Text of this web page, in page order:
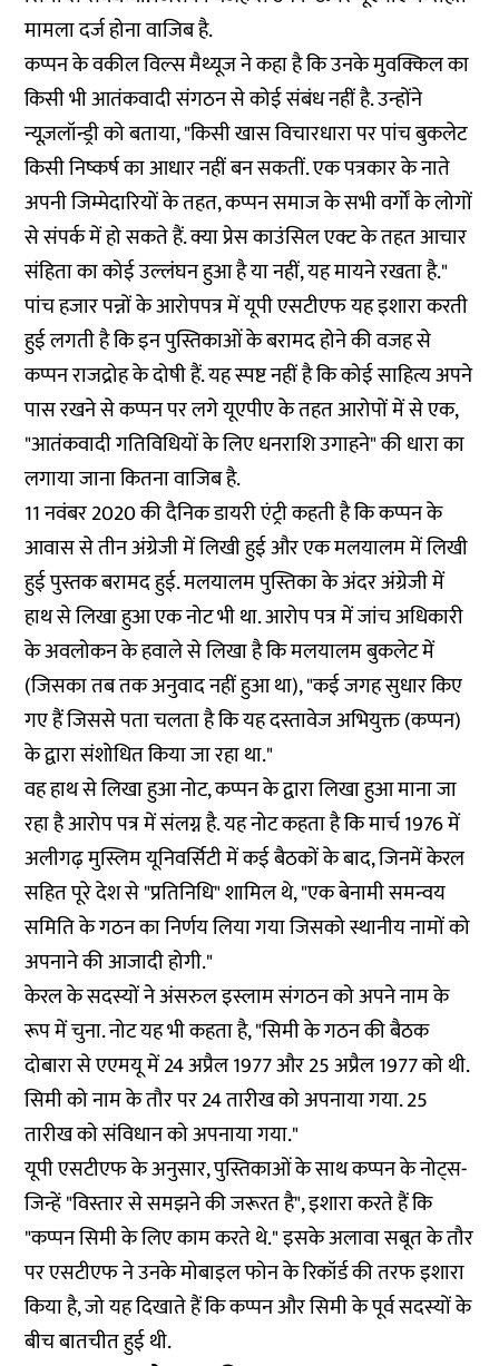
मामला दर्ज होना वाजिब है.
कप्पन के वकील विल्स मैथ्यूज ने कहा है कि उनके मुवक्किल का
किसी भी आतंकवादी संगठन से कोई संबंध नहीं है. उन्होंने
न्यूज़लॉन्ड्री को बताया, "किसी खास विचारधारा पर पांच बुकलेट
किसी निष्कर्ष का आधार नहीं बन सकतीं. एक पत्रकार के नाते
अपनी जिम्मेदारियों के तहत, कप्पन समाज के सभी वर्गों के लोगों
से संपर्क में हो सकते हैं. क्या प्रेस काउंसिल एक्ट के तहत आचार
संहिता का कोई उल्लंघन हुआ है या नहीं, यह मायने रखता है."
पांच हजार पन्नों के आरोपपत्र में यूपी एसटीएफ यह इशारा करती
हुई लगती है कि इन पुस्तिकाओं के बरामद होने की वजह से
कप्पन राजद्रोह के दोषी हैं. यह स्पष्ट नहीं है कि कोई साहित्य अपने
पास रखने से कप्पन पर लगे यूएपीए के तहत आरोपों में से एक,
"आतंकवादी गतिविधियों के लिए धनराशि उगाहने" की धारा का
लगाया जाना कितना वाजिब है.
11 नवंबर 2020 की दैनिक डायरी एंट्री कहती है कि कप्पन के
आवास से तीन अंग्रेजी में लिखी हुई और एक मलयालम में लिखी
हुई पुस्तक बरामद हुई. मलयालम पुस्तिका के अंदर अंग्रेजी में
हाथ से लिखा हुआ एक नोट भी था. आरोप पत्र में जांच अधिकारी
के अवलोकन के हवाले से लिखा है कि मलयालम बुकलेट में
(जिसका तब तक अनुवाद नहीं हुआ था), "कई जगह सुधार किए
गए हैं जिससे पता चलता है कि यह दस्तावेज अभियुक्त (कप्पन)
के द्वारा संशोधित किया जा रहा था."
वह हाथ से लिखा हुआ नोट, कप्पन के द्वारा लिखा हुआ माना जा
रहा है आरोप पत्र में संलग्न है. यह नोट कहता है कि मार्च 1976 में
अलीगढ़ मुस्लिम यूनिवर्सिटी में कई बैठकों के बाद, जिनमें केरल
सहित पूरे देश से "प्रतिनिधि" शामिल थे, "एक बेनामी समन्वय
समिति के गठन का निर्णय लिया गया जिसको स्थानीय नामों को
अपनाने की आजादी होगी."
केरल के सदस्यों ने अंसरुल इस्लाम संगठन को अपने नाम के
रूप में चुना. नोट यह भी कहता है, "सिमी के गठन की बैठक
दोबारा से एएमयू में 24 अप्रैल 1977 और 25 अप्रैल 1977 को थी.
सिमी को नाम के तौर पर 24 तारीख को अपनाया गया. 25
तारीख को संविधान को अपनाया गया."
यूपी एसटीएफ के अनुसार, पुस्तिकाओं के साथ कप्पन के नोट्स-
जिन्हें "विस्तार से समझने की जरूरत है", इशारा करते हैं कि
"कप्पन सिमी के लिए काम करते थे." इसके अलावा सबूत के तौर
पर एसटीएफ ने उनके मोबाइल फोन के रिकॉर्ड की तरफ इशारा
किया है, जो यह दिखाते हैं कि कप्पन और सिमी के पूर्व सदस्यों के
बीच बातचीत हुई थी.